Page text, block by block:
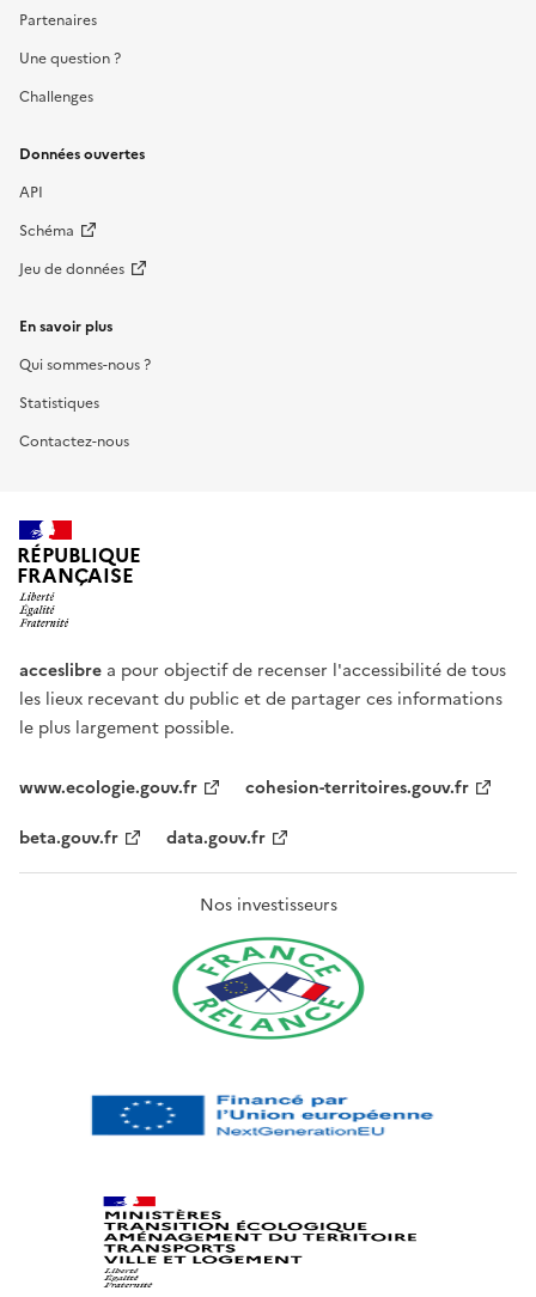
Partenaires
Une question ?
Challenges
Données ouvertes
API
Schéma
Jeu de données
En savoir plus
Qui sommes-nous ?
Statistiques
Contactez-nous
RÉPUBLIQUE
FRANÇAISE
acceslibre a pour objectif de recenser l'accessibilité de tous
les lieux recevant du public et de partager ces informations
le plus largement possible.
www.ecologie.gouv.fr
cohesion-territoires.gouv.fr
beta.gouv.fr
data.gouv.fr
Nos investisseurs